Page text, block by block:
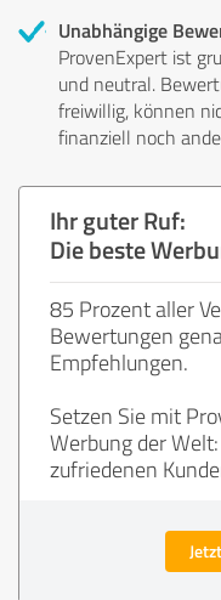
Unabhängige
ProvenExpert ist
und neutral.
freiwillig, können
finanziell noch
Ihr guter Ruf:
Die beste
85 Prozent aller
Bewertungen
Empfehlungen.
Setzen Sie mit
Werbung der
zufriedenen